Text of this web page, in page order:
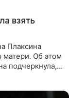
взять
Плаксина
матери. Об этом
подчеркнула,